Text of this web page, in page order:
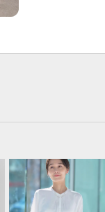
す！■
」を